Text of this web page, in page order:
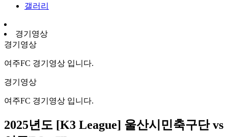
갤러리
경기영상
경기영상
여주FC 경기영상 입니다.
경기영상
여주FC 경기영상 입니다.
2025년도 [K3 League] 울산시민축구단 vs